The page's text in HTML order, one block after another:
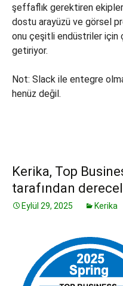
şeffaflık gerektiren ekipler
dostu arayüzü ve görsel
onu çeşitli endüstriler için
getiriyor.
Not: Slack ile entegre
henüz değil.
Kerika, Top
tarafından
Eylül 29, 2025 Kerika